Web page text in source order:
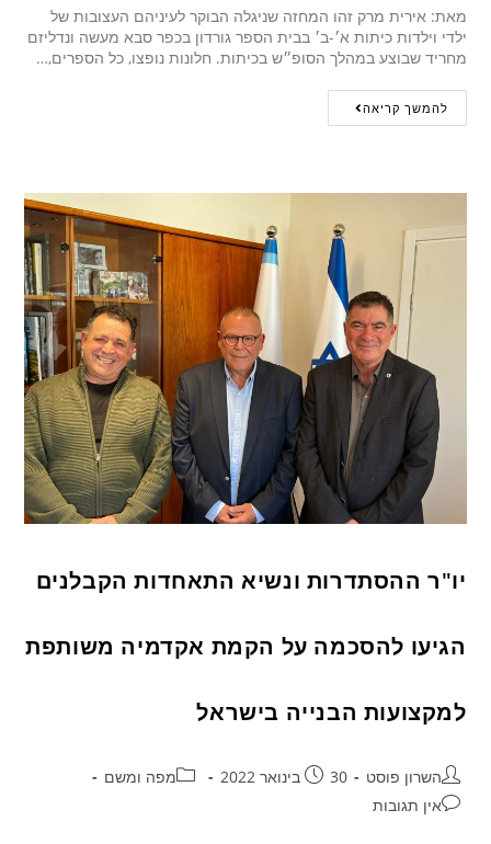
מאת: אירית מרק זהו המחזה שניגלה הבוקר לעיניהם העצובות של
ילדי וילדות כיתות א׳-ב׳ בבית הספר גורדון בכפר סבא מעשה ונדליזם
מחריד שבוצע במהלך הסופ״ש בכיתות. חלונות נופצו, כל הספרים,…
להמשך קריאה
יו"ר ההסתדרות ונשיא התאחדות הקבלנים
הגיעו להסכמה על הקמת אקדמיה משותפת
למקצועות הבנייה בישראל
השרון פוסט 30 בינואר 2022
מפה ומשם
אין תגובות